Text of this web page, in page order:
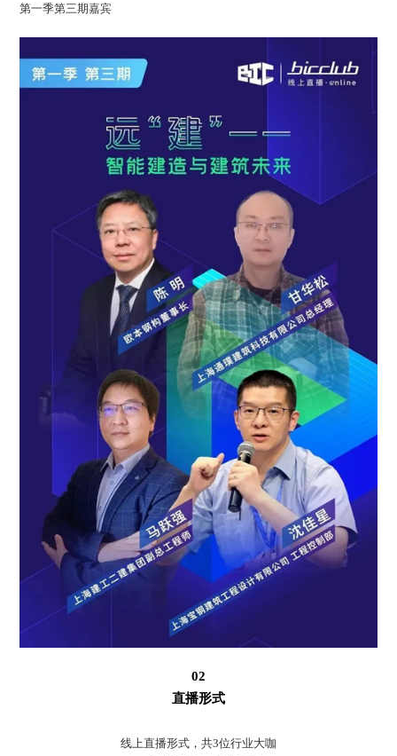
第一季第三期嘉宾
02
直播形式
线上直播形式，共3位行业大咖